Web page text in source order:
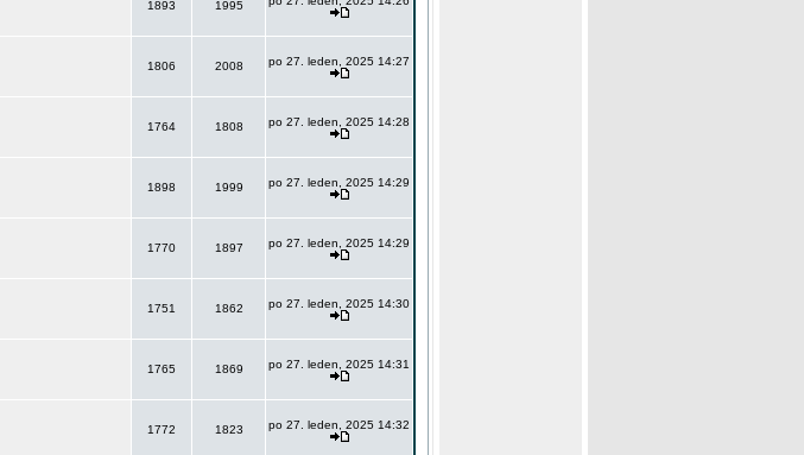
1893 1995
1806 2008 po 27. leden, 2025 14:27
1764 1808 po 27. leden, 2025 14:28
1898 1999 po 27. leden, 2025 14:29
1770 1897 po 27. leden, 2025 14:29
1751 1862 po 27. leden, 2025 14:30
1765 1869 po 27. leden, 2025 14:31
1772 1823 po 27. leden, 2025 14:32